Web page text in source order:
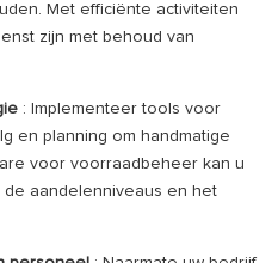
Met efficiënte activiteiten
zijn met behoud van
: Implementeer tools voor
en planning om handmatige
voor voorraadbeheer kan u
aandelenniveaus en het